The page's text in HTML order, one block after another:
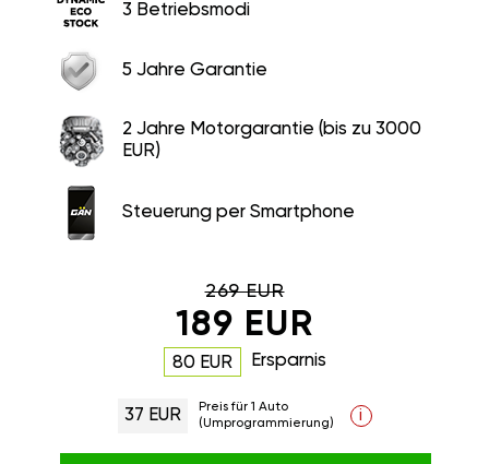
3 Betriebsmodi
5 Jahre Garantie
2 Jahre Motorgarantie (bis zu 3000
EUR)
Steuerung per Smartphone
269 EUR
189 EUR
80 EUR Ersparnis
37 EUR
Preis für 1 Auto
(Umprogrammierung)
i